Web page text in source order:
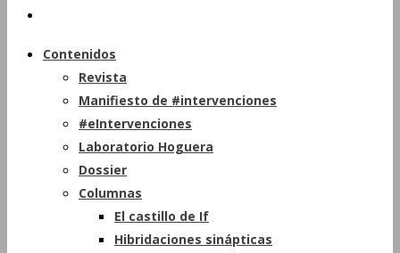
Contenidos
Revista
Manifiesto de #intervenciones
#eIntervenciones
Laboratorio Hoguera
Dossier
Columnas
El castillo de If
Hibridaciones sinápticas